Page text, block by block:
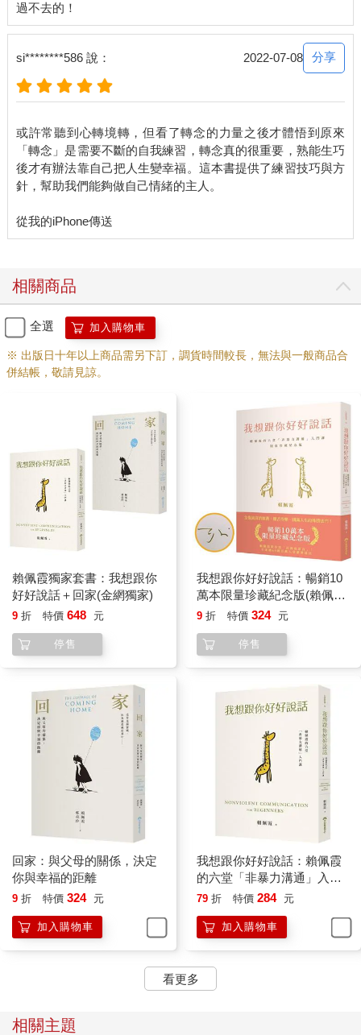
疑。
通常，這個階段是最磨人的。因為腦子堅信那個信念是不可動
搖、不可質疑的，「做不到，做不到，做不到」的說法，是捍衛
執念再自然不過的反應了。
以繼續抱持原來的想法。現在我只是請你試試看，如果沒有『我
的心臟不完美』這個想法，看看會是什麼樣的情形。」
這裡我使用的技巧，就是不否定他的信念，只是讓他嘗試新的可
美」的念頭分隔開來，重新連結以往曾經擁有的輕鬆、愉快、健
「我每天早上會很開心的去走路、運動、買咖啡、吃飯、看電
愈講愈開心。
我繼續問：「你覺得你比較喜歡哪一個自己？」
「你覺得有任何理由，可以支持你放掉那個念頭嗎？感覺一
他回道：「當然，為了我的身心健康。那樣的念頭對我的身心健
康不但沒有任何幫助，事實上，讓我的精神承受更大的壓力。」
「你現在應該可以清楚的分辨，給你壓力的不是心臟，而是『想
法』和『念頭』。心臟反正每天都在做它該做的事，但是你有那
個念頭，跟沒那個念頭所呈現出來的生命品質，卻有很大的差
異。」
「好像是！」這時候，他的笑容明顯變多了，肢體看起來也輕鬆
多了。
「接下來要反轉了。你覺得『我的心臟不完美』可以怎麼反
轉？」我問。
他很直接的說：「我的心臟很完美！」
我說：「給我三個你的心臟很完美的例子。」
「我的心臟超完美，我已經七十四歲了，每天還能走一萬兩千多
步以上，我的心臟超完美。」
我繼續問：「很好，還有呢？」
「我的心臟超完美，我的心臟裝了兩支支架，還繼續提供我健康
的身心，我的心臟超完美。」
「還有呢？」我再問。
「我把它照顧得很好。我的心臟超完美！最重要的是，我還可以
每天在這裡跟老婆打屁。哈哈哈！」他開懷大笑。
完美』，說說看！」他重複了我說的話。
si********586 說： 2022-07-08 分享
或許常聽到心轉境轉，但看了轉念的力量之後才體悟到原來
「轉念」是需要不斷的自我練習，轉念真的很重要，熟能生巧
後才有辦法靠自己把人生變幸福。這本書提供了練習技巧與方
針，幫助我們能夠做自己情緒的主人。
相關商品
全選 加入購物車
※ 出版日十年以上商品需另下訂，調貨時間較長，無法與一般商品合
併結帳，敬請見諒。
賴佩霞獨家套書：我想跟你
好好說話＋回家(金網獨家)
9 折 特價 648 元
停售
我想跟你好好說話：暢銷10
萬本限量珍藏紀念版(賴佩霞
親簽)
9 折 特價 324 元
停售
回家：與父母的關係，決定
你與幸福的距離
9 折 特價 324 元
加入購物車
我想跟你好好說話：賴佩霞
的六堂「非暴力溝通」入門
課
79 折 特價 284 元
加入購物車
看更多
相關主題